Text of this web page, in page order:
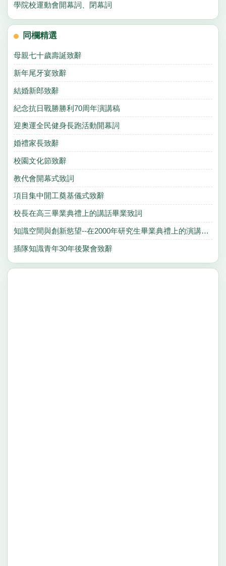
學院校運動會開幕詞、閉幕詞
同欄精選
母親七十歲壽誕致辭
新年尾牙宴致辭
結婚新郎致辭
紀念抗日戰勝勝利70周年演講稿
迎奧運全民健身長跑活動開幕詞
婚禮家長致辭
校園文化節致辭
教代會開幕式致詞
項目集中開工奠基儀式致辭
校長在高三畢業典禮上的講話畢業致詞
知識空間與創新慾望--在2000年研究生畢業典禮上的演講畢業致詞
插隊知識青年30年後聚會致辭